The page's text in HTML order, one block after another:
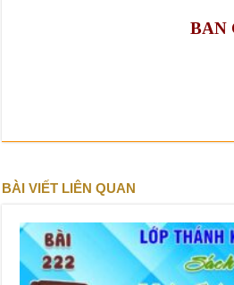
BAN
BÀI VIẾT LIÊN QUAN